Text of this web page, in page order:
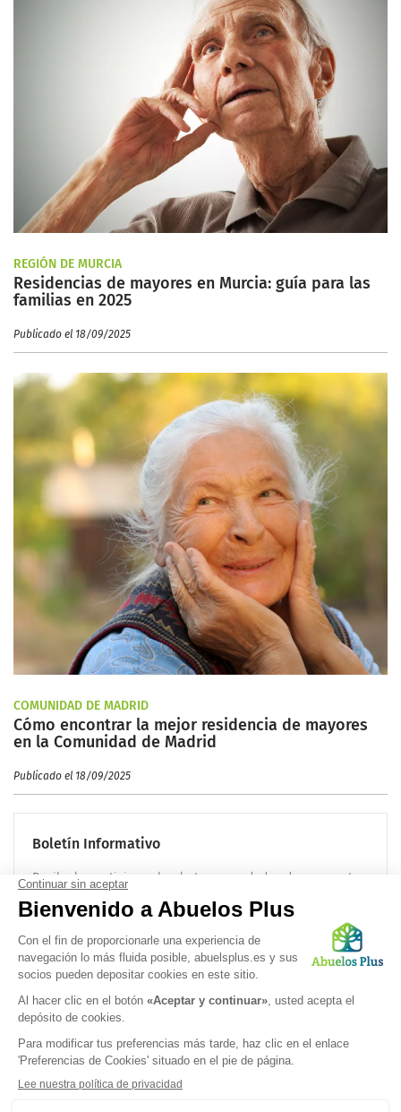
REGIÓN DE MURCIA
Residencias de mayores en Murcia: guía para las
familias en 2025
Publicado el 18/09/2025
COMUNIDAD DE MADRID
Cómo encontrar la mejor residencia de mayores
en la Comunidad de Madrid
Publicado el 18/09/2025
Boletín Informativo
Recibe las noticias sobre la tercera edad cada mes en tu